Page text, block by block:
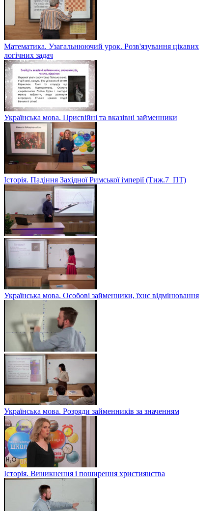
Математика. Узагальнюючий урок. Розв'язування цікавих
логічних задач
Українська мова. Присвійні та вказівні займенники
Історія. Падіння Західної Римської імперії (Тиж.7_ПТ)
Українська мова. Особові займенники, їхнє відмінювання
Українська мова. Розряди займенників за значенням
Історія. Виникнення і поширення християнства